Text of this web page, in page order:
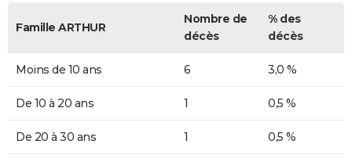
Famille ARTHUR
Nombre de
décès
% des
décès
Moins de 10 ans 6 3,0 %
De 10 à 20 ans 1 0,5 %
De 20 à 30 ans 1 0,5 %